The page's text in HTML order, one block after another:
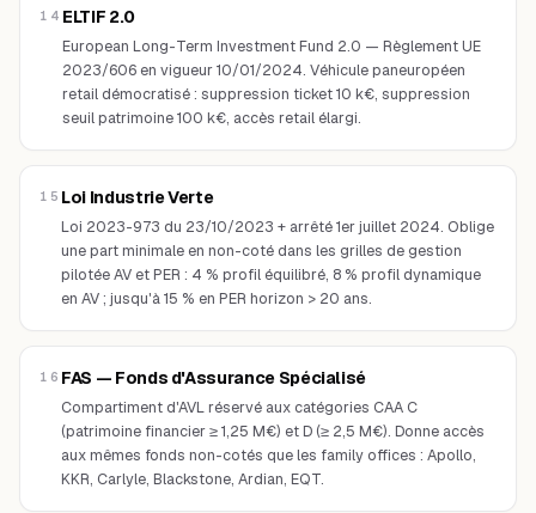
14 ELTIF 2.0
European Long-Term Investment Fund 2.0 — Règlement UE
2023/606 en vigueur 10/01/2024. Véhicule paneuropéen
retail démocratisé : suppression ticket 10 k€, suppression
seuil patrimoine 100 k€, accès retail élargi.
15 Loi Industrie Verte
Loi 2023-973 du 23/10/2023 + arrêté 1er juillet 2024. Oblige
une part minimale en non-coté dans les grilles de gestion
pilotée AV et PER : 4 % profil équilibré, 8 % profil dynamique
en AV ; jusqu'à 15 % en PER horizon > 20 ans.
16 FAS — Fonds d'Assurance Spécialisé
Compartiment d'AVL réservé aux catégories CAA C
(patrimoine financier ≥ 1,25 M€) et D (≥ 2,5 M€). Donne accès
aux mêmes fonds non-cotés que les family offices : Apollo,
KKR, Carlyle, Blackstone, Ardian, EQT.